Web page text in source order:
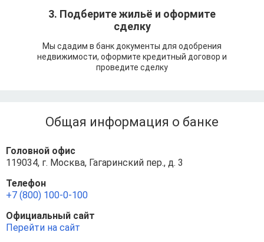
3. Подберите жильё и оформите
сделку
Мы сдадим в банк документы для одобрения
недвижимости, оформите кредитный договор и
проведите сделку
Общая информация о банке
Головной офис
119034, г. Москва, Гагаринский пер., д. 3
Телефон
+7 (800) 100-0-100
Официальный сайт
Перейти на сайт